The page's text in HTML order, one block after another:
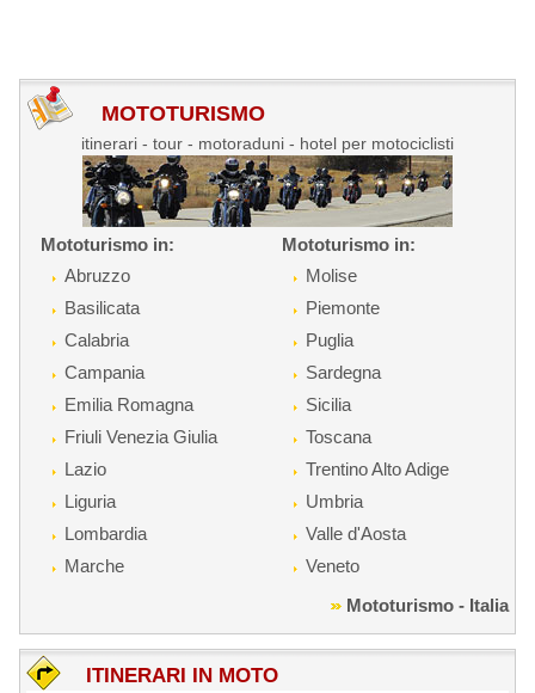
MOTOTURISMO
itinerari - tour - motoraduni - hotel per motociclisti
Mototurismo in:
Abruzzo
Basilicata
Calabria
Campania
Emilia Romagna
Friuli Venezia Giulia
Lazio
Liguria
Lombardia
Marche
Mototurismo in:
Molise
Piemonte
Puglia
Sardegna
Sicilia
Toscana
Trentino Alto Adige
Umbria
Valle d'Aosta
Veneto
Mototurismo - Italia
ITINERARI IN MOTO